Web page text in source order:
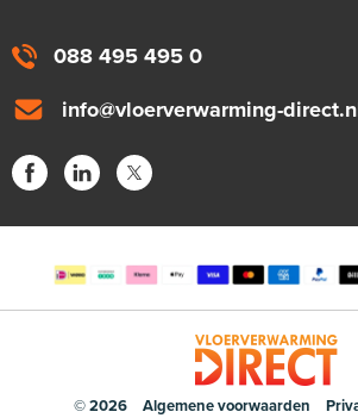
088 495 495 0
info@vloerverwarming-
© 2026 Algemene voorwaarden